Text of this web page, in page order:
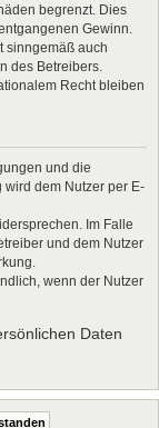
begrenzt. Dies
Gewinn.
sinngemäß auch
des Betreibers.
Recht bleiben
und die
dem Nutzer per E-
Im Falle
und dem Nutzer
wenn der Nutzer
Daten